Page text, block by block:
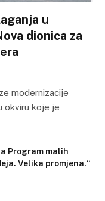
u
dionica za
modernizacije
okviru koje je
Program malih
Velika promjena.“